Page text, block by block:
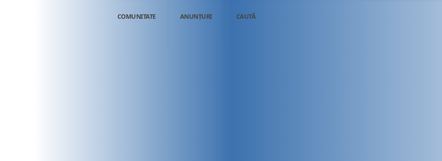
COMUNITATE ANUNȚURI CAUTĂ